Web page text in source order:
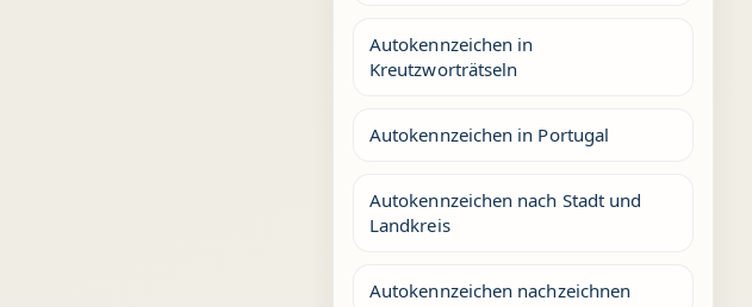
Autokennzeichen in
Kreutzworträtseln
Autokennzeichen in Portugal
Autokennzeichen nach Stadt und
Landkreis
Autokennzeichen nachzeichnen